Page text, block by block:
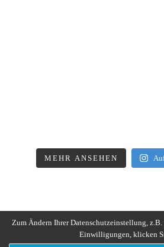
MEHR ANSEHEN
Zum Ändern Ihrer Datenschutzeinstellung,
Einwilligungen, klicken